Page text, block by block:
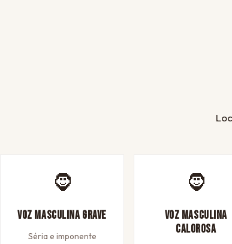
🧔
Voz Masculina Grave
Séria e imponente
🧔
Voz Masculina
Calorosa